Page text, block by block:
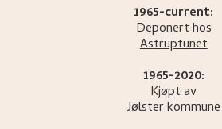
1965-current:
Deponert hos
Astruptunet
1965-2020:
Kjøpt av
Jølster kommune